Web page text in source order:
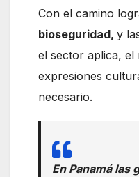
Con el camino
bioseguridad, y
el sector aplica,
expresiones
necesario.
En Panamá las